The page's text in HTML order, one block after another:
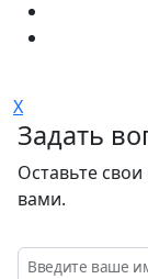
X
Задать
Оставьте
вами.
Введите ваше